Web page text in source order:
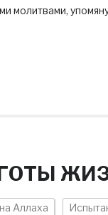
молитвами,
Аллаха